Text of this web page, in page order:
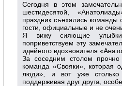
Сегодня в этом
шестидесятой,
праздник съехались
гости, официальные и не
Я вижу сияющие
поприветствуем эту
идейного вдохновителя
За соседним столом
команда «Свояки», которая
люди», и вот уже
поддерживая друг друга,